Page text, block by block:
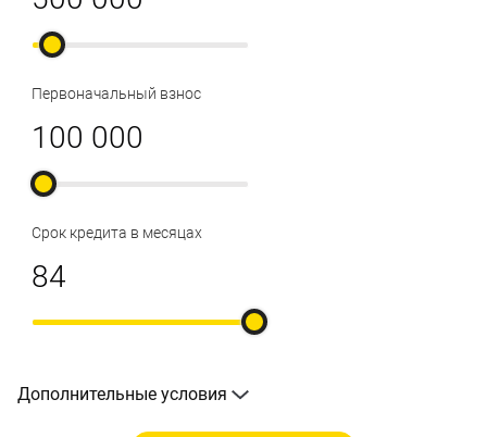
Первоначальный взнос
Срок кредита в месяцах
Дополнительные условия